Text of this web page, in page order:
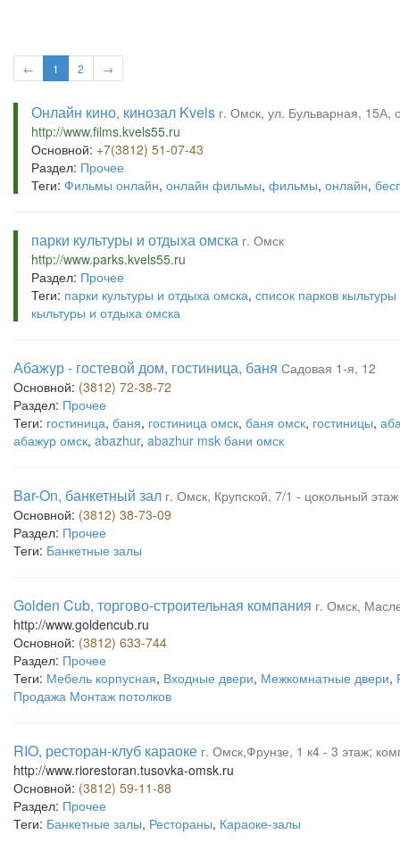
← 1 2 →
Онлайн кино, кинозал Kvels г. Омск, ул. Бульварная, 15А,
http://www.films.kvels55.ru
Основной: +7(3812) 51-07-43
Раздел: Прочее
Теги: Фильмы онлайн, онлайн фильмы, фильмы, онлайн,
парки культуры и отдыха омска г. Омск
http://www.parks.kvels55.ru
Раздел: Прочее
Теги: парки культуры и отдыха омска, список парков
кыльтуры и отдыха омска
Абажур - гостевой дом, гостиница, баня Садовая 1-я, 12
Основной: (3812) 72-38-72
Раздел: Прочее
Теги: гостиница, баня, гостиница омск, баня омск, гостиницы,
абажур омск, abazhur, abazhur msk бани омск
Bar-On, банкетный зал г. Омск, Крупской, 7/1 - цокольный этаж
Основной: (3812) 38-73-09
Раздел: Прочее
Теги: Банкетные залы
Golden Cub, торгово-строительная компания г. Омск,
http://www.goldencub.ru
Основной: (3812) 633-744
Раздел: Прочее
Теги: Мебель корпусная, Входные двери, Межкомнатные двери,
Продажа Монтаж потолков
RIO, ресторан-клуб караоке г. Омск,Фрунзе, 1 к4 - 3 этаж;
http://www.riorestoran.tusovka-omsk.ru
Основной: (3812) 59-11-88
Раздел: Прочее
Теги: Банкетные залы, Рестораны, Караоке-залы